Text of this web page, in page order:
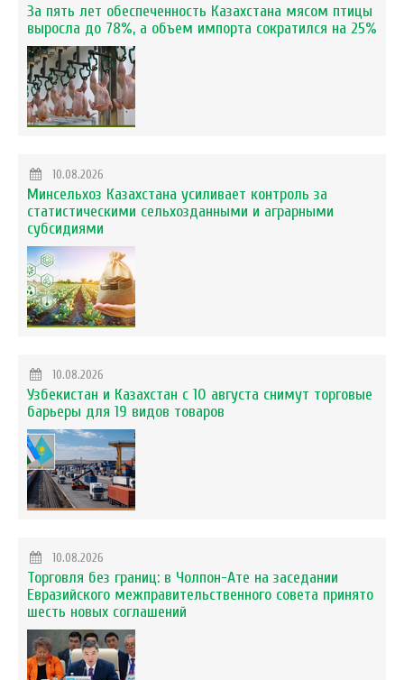
За пять лет обеспеченность Казахстана мясом птицы
выросла до 78%, а объем импорта сократился на 25%
10.08.2026
Минсельхоз Казахстана усиливает контроль за
статистическими сельхозданными и аграрными
субсидиями
10.08.2026
Узбекистан и Казахстан с 10 августа снимут торговые
барьеры для 19 видов товаров
10.08.2026
Торговля без границ: в Чолпон-Ате на заседании
Евразийского межправительственного совета принято
шесть новых соглашений